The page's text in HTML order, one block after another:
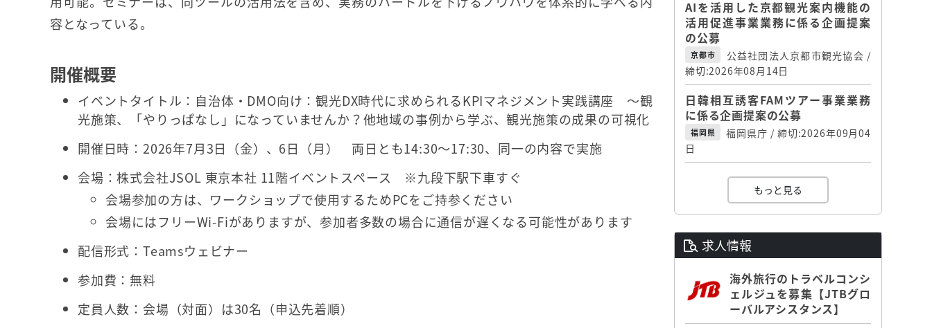
容となっている。
開催概要
イベントタイトル：自治体・DMO向け：観光DX時代に求められるKPIマネジメント実践講座 ～観
光施策、「やりっぱなし」になっていませんか？他地域の事例から学ぶ、観光施策の成果の可視化
開催日時：2026年7月3日（金）、6日（月） 両日とも14:30～17:30、同一の内容で実施
会場：株式会社JSOL 東京本社 11階イベントスペース ※九段下駅下車すぐ
会場参加の方は、ワークショップで使用するためPCをご持参ください
会場にはフリーWi-Fiがありますが、参加者多数の場合に通信が遅くなる可能性があります
配信形式：Teamsウェビナー
参加費：無料
定員人数：会場（対面）は30名（申込先着順）
AIを活用した京都観光案内機能の
活用促進事業業務に係る企画提案
の公募
京都市
公益社団法人京都市観光協会 /
締切:2026年08月14日
日韓相互誘客FAMツアー事業業務
に係る企画提案の公募
福岡県
福岡県庁 / 締切:2026年09月04
日
もっと見る
求人情報
海外旅行のトラベルコンシ
ェルジュを募集【JTBグロ
ーバルアシスタンス】